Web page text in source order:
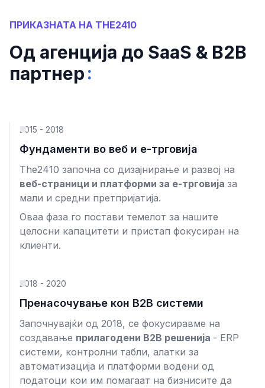
ПРИКАЗНАТА НА THE2410
Од агенција до SaaS & B2B
партнер:
2015 - 2018
Фундаменти во веб и е-трговија
The2410 започна со дизајнирање и развој на
веб-страници и платформи за е-трговија за
мали и средни претпријатија.
Оваа фаза го постави темелот за нашите
целосни капацитети и пристап фокусиран на
клиенти.
2018 - 2020
Пренасочување кон B2B системи
Започнувајќи од 2018, се фокусиравме на
создавање прилагодени B2B решенија - ERP
системи, контролни табли, алатки за
автоматизација и платформи водени од
податоци кои им помагаат на бизнисите да